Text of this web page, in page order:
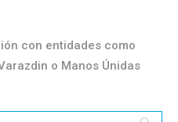
con entidades como
o Manos Únidas